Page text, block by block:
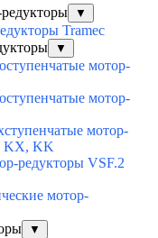
▼
Tramec
▼
мотор-
мотор-
мотор-
KX, KK
редукторы VSF.2
мотор-
▼